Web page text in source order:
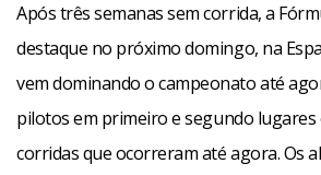
Após três semanas sem corrida, a
destaque no próximo domingo, na
vem dominando o campeonato até
pilotos em primeiro e segundo
corridas que ocorreram até agora. Os